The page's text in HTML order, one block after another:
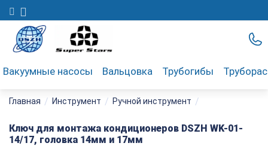
Вакуумные насосы Вальцовка Трубогибы
Главная / Инструмент / Ручной инструмент /
Ключ для монтажа кондиционеров DSZH WK-01-
14/17, головка 14мм​ и 17мм